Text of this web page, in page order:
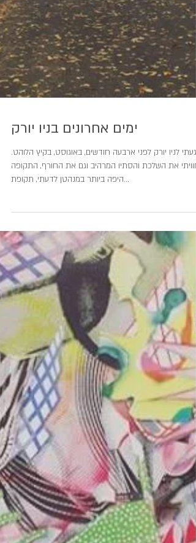
ימים אחרונים בניו יורק
הגעתי לניו יורק לפני ארבעה חודשים, באוגוסט, בקיץ הלוהט.
היפה ביותר במנהטן לדעתי, תקופת...